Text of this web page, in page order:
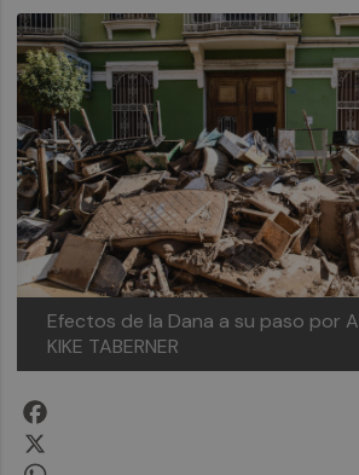
Efectos de la Dana a su paso por
KIKE TABERNER